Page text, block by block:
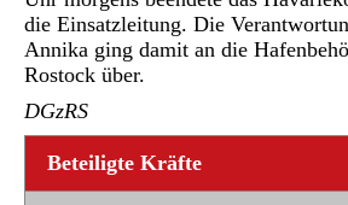
die Einsatzleitung. Die
Annika ging damit an die
Rostock über.
DGzRS
Beteiligte Kräfte